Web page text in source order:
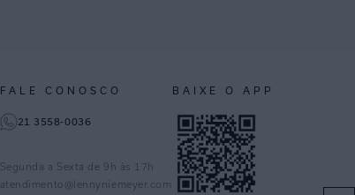
FALE CONOSCO
21 3558-0036
Segunda a Sexta de 9h às 17h
atendimento@lennyniemeyer.com
BAIXE O APP